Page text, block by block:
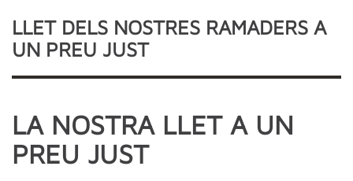
LLET DELS NOSTRES RAMADERS A
UN PREU JUST
LA NOSTRA LLET A UN
PREU JUST